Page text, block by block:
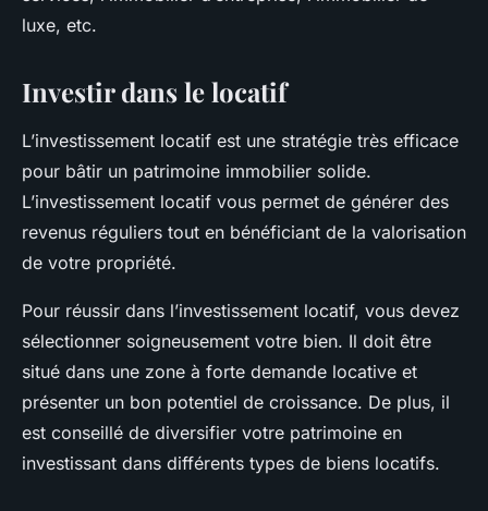
luxe, etc.
Investir dans le locatif
L’investissement locatif est une stratégie très efficace
pour bâtir un patrimoine immobilier solide.
L’investissement locatif vous permet de générer des
revenus réguliers tout en bénéficiant de la valorisation
de votre propriété.
Pour réussir dans l’investissement locatif, vous devez
sélectionner soigneusement votre bien. Il doit être
situé dans une zone à forte demande locative et
présenter un bon potentiel de croissance. De plus, il
est conseillé de diversifier votre patrimoine en
investissant dans différents types de biens locatifs.